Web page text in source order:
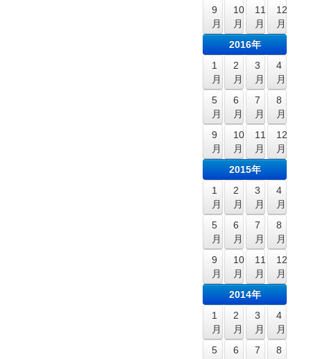
9
月
10
月
11
月
12
月
2016年
1
月
2
月
3
月
4
月
5
月
6
月
7
月
8
月
9
月
10
月
11
月
12
月
2015年
1
月
2
月
3
月
4
月
5
月
6
月
7
月
8
月
9
月
10
月
11
月
12
月
2014年
1
月
2
月
3
月
4
月
5
6
7
8